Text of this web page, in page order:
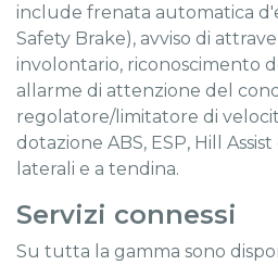
include frenata automatica
Safety Brake), avviso di
involontario, riconoscimento
allarme di attenzione del
regolatore/limitatore di
dotazione ABS, ESP, Hill
laterali e a tendina.
Servizi connessi
Su tutta la gamma sono